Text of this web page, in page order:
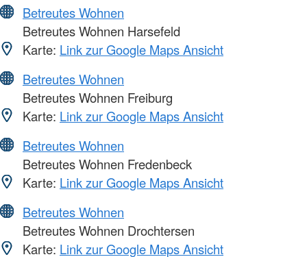
Betreutes Wohnen
Betreutes Wohnen Harsefeld
Karte: Link zur Google Maps Ansicht
Betreutes Wohnen
Betreutes Wohnen Freiburg
Karte: Link zur Google Maps Ansicht
Betreutes Wohnen
Betreutes Wohnen Fredenbeck
Karte: Link zur Google Maps Ansicht
Betreutes Wohnen
Betreutes Wohnen Drochtersen
Karte: Link zur Google Maps Ansicht